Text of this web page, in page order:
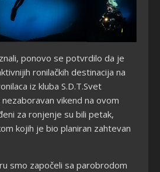
ponovo se potvrdilo da je
ronilačkih destinacija na
iz kluba S.D.T.Svet
vikend na ovom
za ronjenje su bili petak,
kojih je bio planiran zahtevan
smo započeli sa parobrodom